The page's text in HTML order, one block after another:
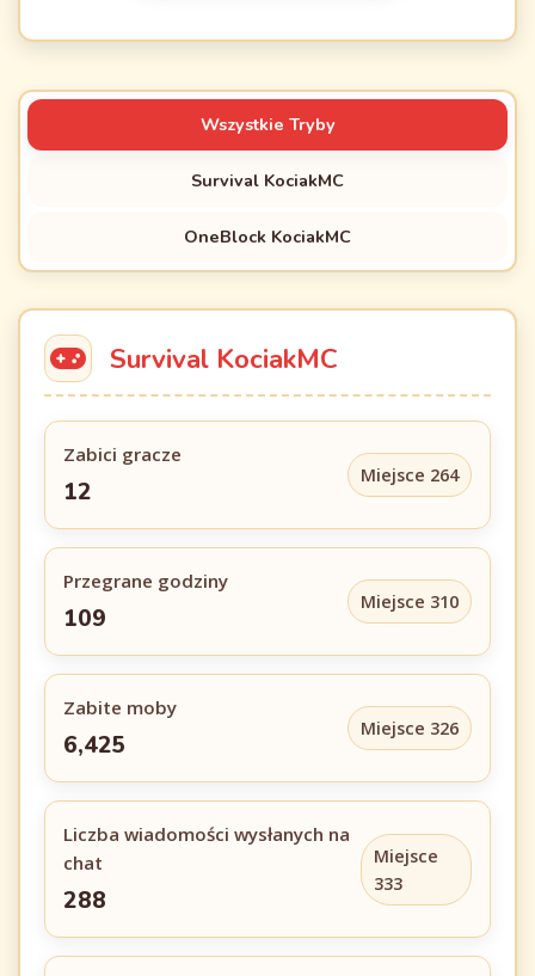
Wszystkie Tryby
Survival KociakMC
OneBlock KociakMC
Survival KociakMC
Zabici gracze
12
Miejsce 264
Przegrane godziny
109
Miejsce 310
Zabite moby
6,425
Miejsce 326
Liczba wiadomości wysłanych na
chat
288
Miejsce
333